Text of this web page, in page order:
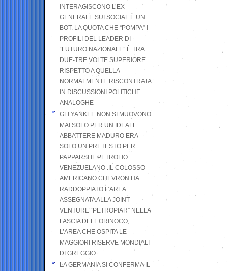
INTERAGISCONO L’EX
GENERALE SUI SOCIAL È UN
BOT. LA QUOTA CHE “POMPA” I
PROFILI DEL LEADER DI
“FUTURO NAZIONALE” È TRA
DUE-TRE VOLTE SUPERIORE
RISPETTO A QUELLA
NORMALMENTE RISCONTRATA
IN DISCUSSIONI POLITICHE
ANALOGHE
GLI YANKEE NON SI MUOVONO
MAI SOLO PER UN IDEALE:
ABBATTERE MADURO ERA
SOLO UN PRETESTO PER
PAPPARSI IL PETROLIO
VENEZUELANO .IL COLOSSO
AMERICANO CHEVRON HA
RADDOPPIATO L’AREA
ASSEGNATA ALLA JOINT
VENTURE “PETROPIAR” NELLA
FASCIA DELL’ORINOCO,
L’AREA CHE OSPITA LE
MAGGIORI RISERVE MONDIALI
DI GREGGIO
LA GERMANIA SI CONFERMA IL